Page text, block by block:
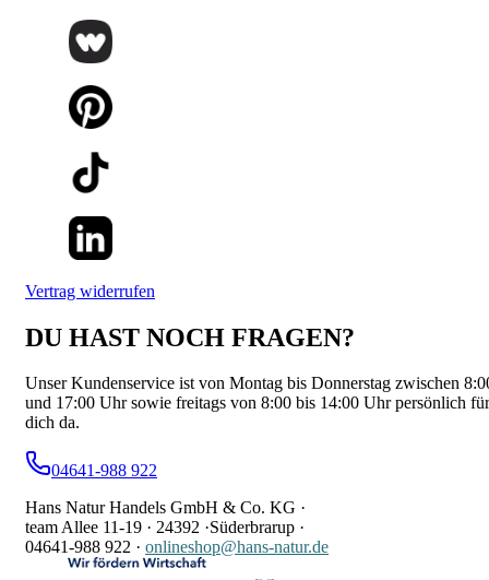
Vertrag widerrufen
DU HAST NOCH FRAGEN?
Unser Kundenservice ist von Montag bis Donnerstag zwischen
und 17:00 Uhr sowie freitags von 8:00 bis 14:00 Uhr persönlich für
dich da.
04641-988 922
Hans Natur Handels GmbH & Co. KG ·
team Allee 11-19 · 24392 ·Süderbrarup ·
04641-988 922 · onlineshop@hans-natur.de